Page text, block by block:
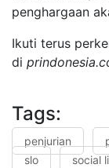
penghargaan
Ikuti terus
di
Tags:
penjurian
slo
social